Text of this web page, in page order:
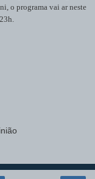
o programa vai ar neste